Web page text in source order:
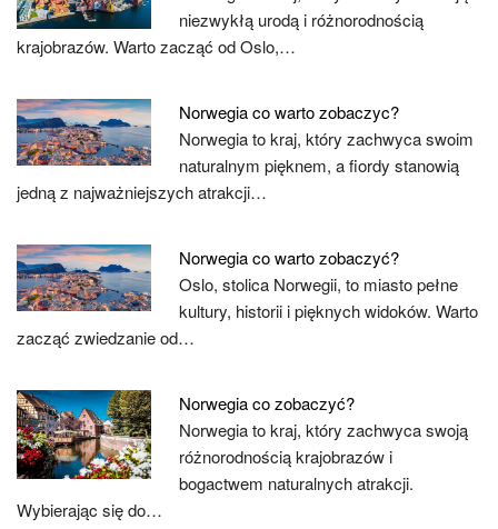
niezwykłą urodą i różnorodnością
krajobrazów. Warto zacząć od Oslo,…
Norwegia co warto zobaczyc?
Norwegia to kraj, który zachwyca swoim
naturalnym pięknem, a fiordy stanowią
jedną z najważniejszych atrakcji…
Norwegia co warto zobaczyć?
Oslo, stolica Norwegii, to miasto pełne
kultury, historii i pięknych widoków. Warto
zacząć zwiedzanie od…
Norwegia co zobaczyć?
Norwegia to kraj, który zachwyca swoją
różnorodnością krajobrazów i
bogactwem naturalnych atrakcji.
Wybierając się do…